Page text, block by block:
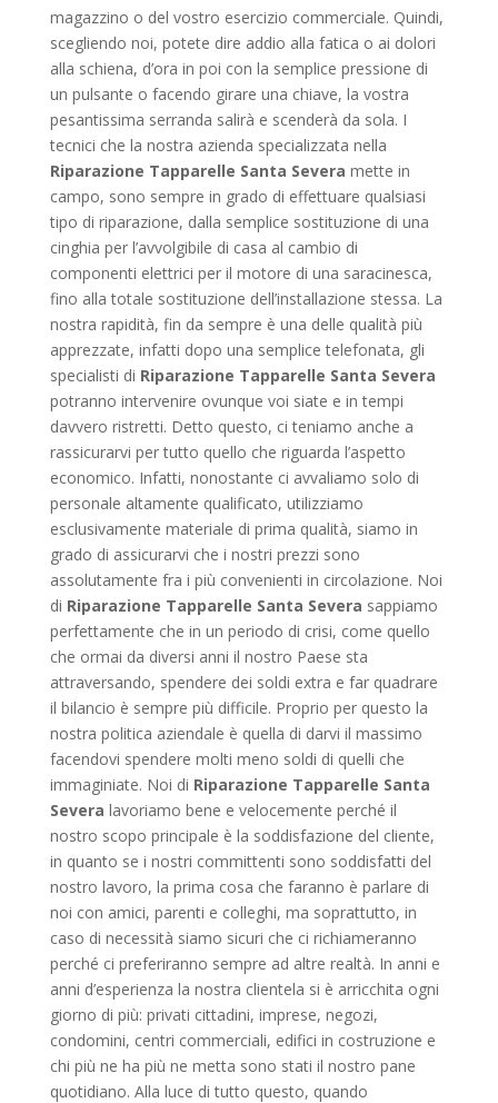
magazzino o del vostro esercizio commerciale. Quindi,
scegliendo noi, potete dire addio alla fatica o ai dolori
alla schiena, d’ora in poi con la semplice pressione di
un pulsante o facendo girare una chiave, la vostra
pesantissima serranda salirà e scenderà da sola. I
tecnici che la nostra azienda specializzata nella
Riparazione Tapparelle Santa Severa mette in
campo, sono sempre in grado di effettuare qualsiasi
tipo di riparazione, dalla semplice sostituzione di una
cinghia per l’avvolgibile di casa al cambio di
componenti elettrici per il motore di una saracinesca,
fino alla totale sostituzione dell’installazione stessa. La
nostra rapidità, fin da sempre è una delle qualità più
apprezzate, infatti dopo una semplice telefonata, gli
specialisti di Riparazione Tapparelle Santa Severa
potranno intervenire ovunque voi siate e in tempi
davvero ristretti. Detto questo, ci teniamo anche a
rassicurarvi per tutto quello che riguarda l’aspetto
economico. Infatti, nonostante ci avvaliamo solo di
personale altamente qualificato, utilizziamo
esclusivamente materiale di prima qualità, siamo in
grado di assicurarvi che i nostri prezzi sono
assolutamente fra i più convenienti in circolazione. Noi
di Riparazione Tapparelle Santa Severa sappiamo
perfettamente che in un periodo di crisi, come quello
che ormai da diversi anni il nostro Paese sta
attraversando, spendere dei soldi extra e far quadrare
il bilancio è sempre più difficile. Proprio per questo la
nostra politica aziendale è quella di darvi il massimo
facendovi spendere molti meno soldi di quelli che
immaginiate. Noi di Riparazione Tapparelle Santa
Severa lavoriamo bene e velocemente perché il
nostro scopo principale è la soddisfazione del cliente,
in quanto se i nostri committenti sono soddisfatti del
nostro lavoro, la prima cosa che faranno è parlare di
noi con amici, parenti e colleghi, ma soprattutto, in
caso di necessità siamo sicuri che ci richiameranno
perché ci preferiranno sempre ad altre realtà. In anni e
anni d’esperienza la nostra clientela si è arricchita ogni
giorno di più: privati cittadini, imprese, negozi,
condomini, centri commerciali, edifici in costruzione e
chi più ne ha più ne metta sono stati il nostro pane
quotidiano. Alla luce di tutto questo, quando